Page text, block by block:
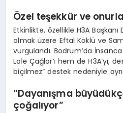
Özel teşekkür ve
Etkinlikte, özellikle H3A
olmak üzere Eftal Köklü ve
vurgulandı. Bodrum’da
Lale Çağlar’ı hem de H3A’yı,
biçilmez” destek nedeniyle
“Dayanışma
çoğalıyor”